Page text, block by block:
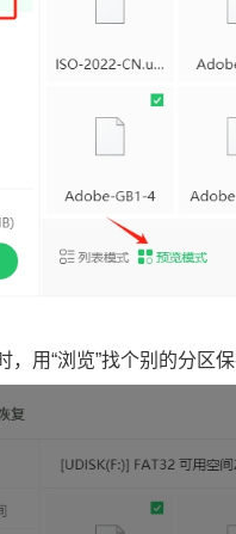
，用“浏览”找个别的分区